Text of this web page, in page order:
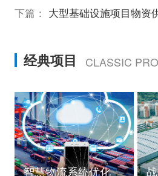
下篇： 大型基础设施项目物资
经典项目 CLASSIC
智慧物流系统优化